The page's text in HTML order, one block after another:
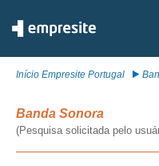
Início Empresite Portugal
Banda Sonora
(Pesquisa solicitada pelo